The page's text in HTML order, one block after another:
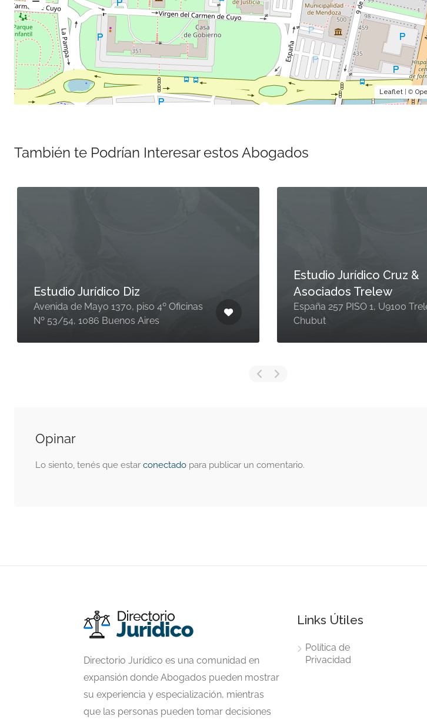
Leaflet | ©
También te Podrían Interesar estos Abogados
Estudio Jurídico Diz
Avenida de Mayo 1370, piso 4º Oficinas
Nº 53/54, 1086 Buenos Aires
Estudio Jurídico Cruz &
Asociados Trelew
España 257 PISO 1, U9100
Chubut
Opinar
Lo siento, tenés que estarconectado para publicar un comentario.
Directorio Jurídico es una comunidad en
expansión donde Abogados pueden mostrar
su experiencia y especialización, mientras
que las personas pueden tomar decisiones
Links Útiles
Política de
Privacidad